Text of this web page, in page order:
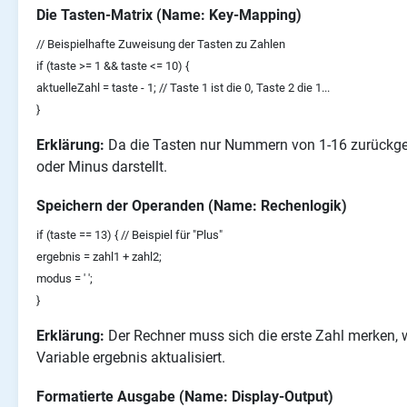
Die Tasten-Matrix (Name: Key-Mapping)
// Beispielhafte Zuweisung der Tasten zu Zahlen
if (taste >= 1 && taste <= 10) {
aktuelleZahl = taste - 1; // Taste 1 ist die 0, Taste 2 die 1...
}
Erklärung: Da die Tasten nur Nummern von 1-16
oder Minus darstellt.
Speichern der Operanden (Name: Rechenlogik)
if (taste == 13) { // Beispiel für "Plus"
ergebnis = zahl1 + zahl2;
modus = ' ';
}
Erklärung: Der Rechner muss sich die erste Zahl
Variable ergebnis aktualisiert.
Formatierte Ausgabe (Name: Display-Output)